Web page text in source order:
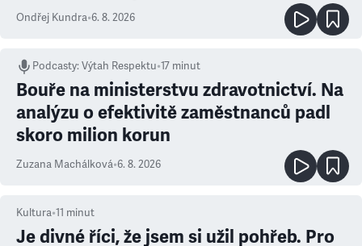
Ondřej Kundra•6. 8. 2026
Podcasty:Výtah Respektu•17 minut
Bouře na ministerstvu zdravotnictví. Na
analýzu o efektivitě zaměstnanců padl
skoro milion korun
Zuzana Machálková•6. 8. 2026
Kultura•11 minut
Je divné říci, že jsem si užil pohřeb. Pro